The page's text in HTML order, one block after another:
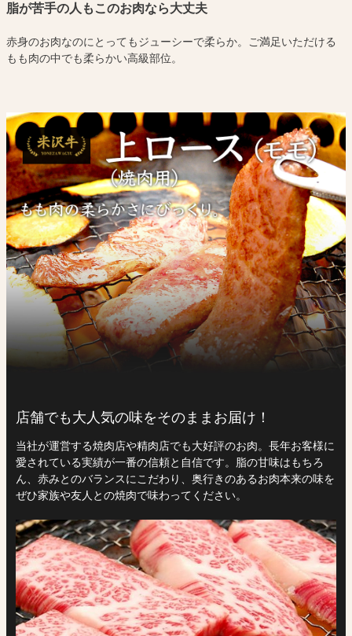
脂が苦手の人もこのお肉なら大丈夫
赤身のお肉なのにとってもジューシーで柔らか。ご満足いただける
もも肉の中でも柔らかい高級部位。
店舗でも大人気の味をそのままお届け！
当社が運営する焼肉店や精肉店でも大好評のお肉。長年お客様に
愛されている実績が一番の信頼と自信です。脂の甘味はもちろ
ん、赤みとのバランスにこだわり、奥行きのあるお肉本来の味を
ぜひ家族や友人との焼肉で味わってください。